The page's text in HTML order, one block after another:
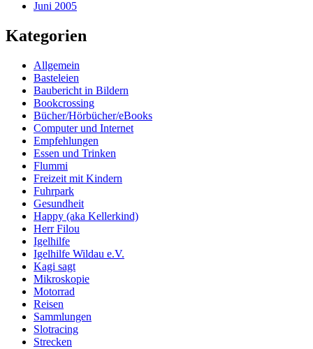
Juni 2005
Kategorien
Allgemein
Basteleien
Baubericht in Bildern
Bookcrossing
Bücher/Hörbücher/eBooks
Computer und Internet
Empfehlungen
Essen und Trinken
Flummi
Freizeit mit Kindern
Fuhrpark
Gesundheit
Happy (aka Kellerkind)
Herr Filou
Igelhilfe
Igelhilfe Wildau e.V.
Kagi sagt
Mikroskopie
Motorrad
Reisen
Sammlungen
Slotracing
Strecken